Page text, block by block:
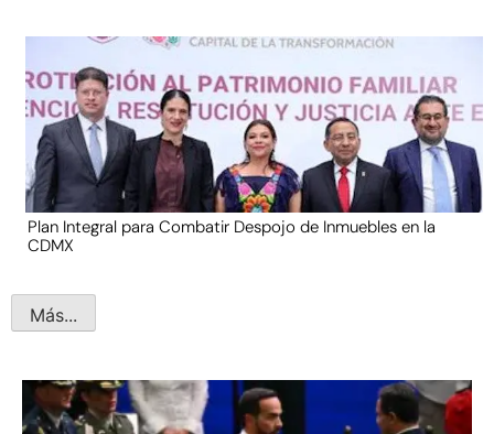
Plan Integral para Combatir Despojo de Inmuebles en la
CDMX
Más...